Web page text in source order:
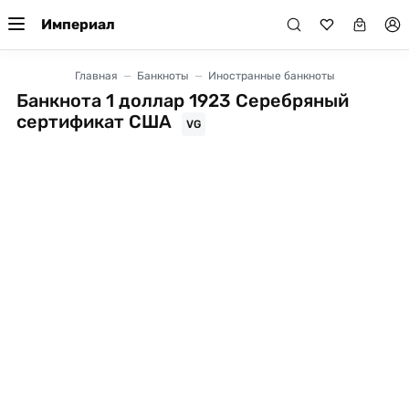
Империал
Главная Банкноты Иностранные банкноты
Банкнота 1 доллар 1923 Серебряный
сертификат США
VG